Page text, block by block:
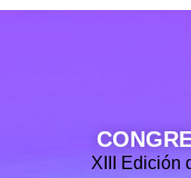
XIII Edición